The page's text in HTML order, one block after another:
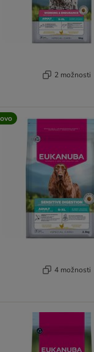
2 možnosti
4 možnosti